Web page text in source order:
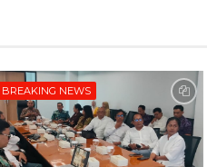
BREAKING NEWS